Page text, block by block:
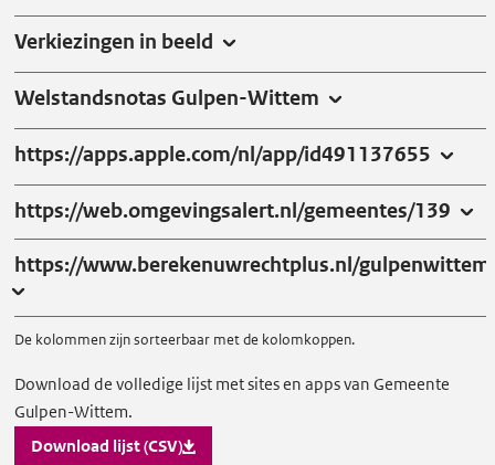
De kolommen zijn sorteerbaar met de kolomkoppen.
Verkiezingen in beeld
Welstandsnotas Gulpen-Wittem
https://apps.apple.com/nl/app/id491137655
https://web.omgevingsalert.nl/gemeentes/139
https://www.berekenuwrechtplus.nl/gulpenwittem
Download
lijst
met
Download de volledige lijst met sites en apps van Gemeente
Gulpen-Wittem.
Download lijst (CSV)